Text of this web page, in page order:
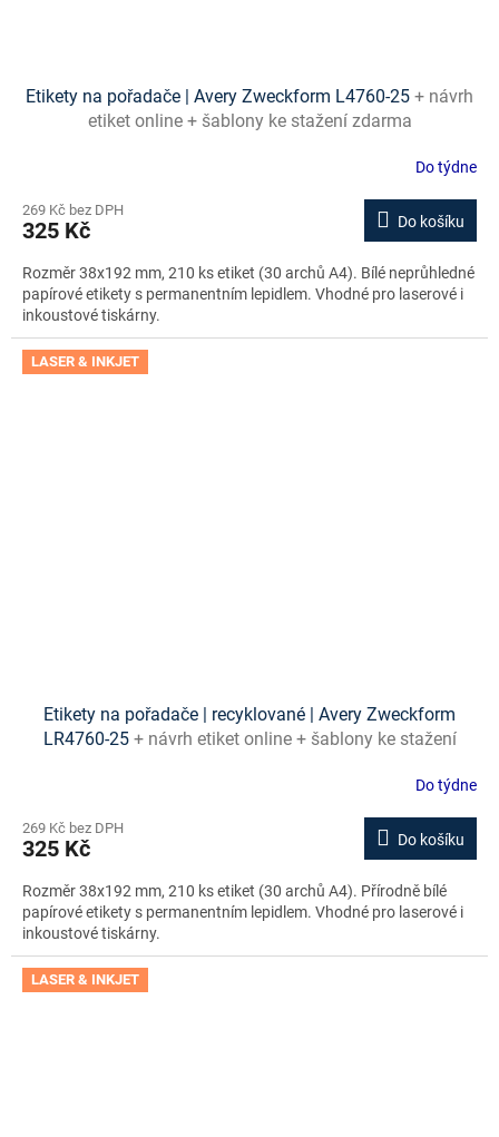
Etikety na pořadače | Avery Zweckform L4760-25 + návrh
etiket online + šablony ke stažení zdarma
Do týdne
269 Kč bez DPH
325 Kč Do košíku
Rozměr 38x192 mm, 210 ks etiket (30 archů A4). Bílé neprůhledné
papírové etikety s permanentním lepidlem. Vhodné pro laserové i
inkoustové tiskárny.
LASER & INKJET
Etikety na pořadače | recyklované | Avery Zweckform
LR4760-25 + návrh etiket online + šablony ke stažení
Do týdne
269 Kč bez DPH
325 Kč Do košíku
Rozměr 38x192 mm, 210 ks etiket (30 archů A4). Přírodně bílé
papírové etikety s permanentním lepidlem. Vhodné pro laserové i
inkoustové tiskárny.
LASER & INKJET